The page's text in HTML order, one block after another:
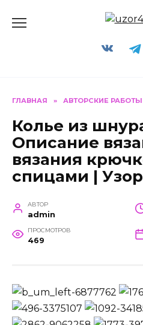
ГЛАВНАЯ » АВТОРСКИЕ РАБОТЫ
Колье из
Описание
вязания
спицами |
АВТОР
admin
ПРОСМОТРОВ
469